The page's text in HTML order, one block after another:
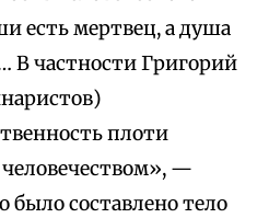
есть мертвец, а душа
В частности Григорий
плоти
—
было составлено тело